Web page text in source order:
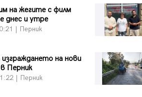
на жегите с филм
днес и утре
| Перник
на нови
Перник
| Перник